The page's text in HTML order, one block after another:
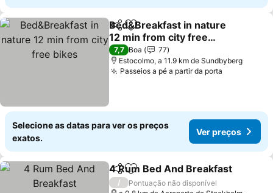
PartilharAdicionar aos favoritos
Bed&Breakfast in nature
12 min from city free
bikes
Ver preços
7,7 Boa
77
Estocolmo, a 11.9 km de Sundbyberg
Passeios a pé a partir da porta
Selecione as datas para ver os preços
exatos.
Ver preços
PartilharAdicionar aos favoritos
4 Rum Bed And Breakfast
/
Pontuação não disponível